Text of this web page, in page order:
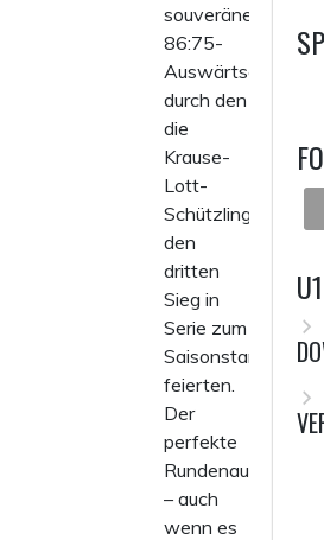
souveräner
86:75-
Auswärtserfolg,
durch den
die
Krause-
Lott-
Schützlinge
den
dritten
Sieg in
Serie zum
Saisonstart
feierten.
Der
perfekte
Rundenauftakt
– auch
wenn es